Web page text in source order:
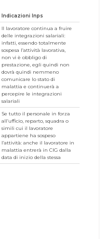
Indicazioni Inps
Il lavoratore continua a fruire
delle integrazioni salariali:
infatti, essendo totalmente
sospesa l’attività lavorativa,
non vi è obbligo di
prestazione, egli quindi non
dovrà quindi nemmeno
comunicare lo stato di
malattia e continuerà a
percepire le integrazioni
salariali
Se tutto il personale in forza
all’ufficio, reparto, squadra o
simili cui il lavoratore
appartiene ha sospeso
l’attività: anche il lavoratore in
malattia entrerà in CIG dalla
data di inizio della stessa